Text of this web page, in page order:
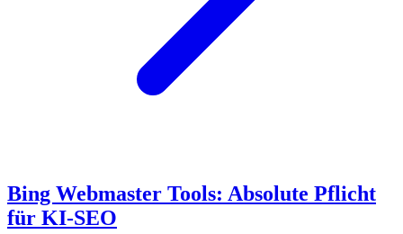
Bing Webmaster Tools: Absolute Pflicht
für KI-SEO